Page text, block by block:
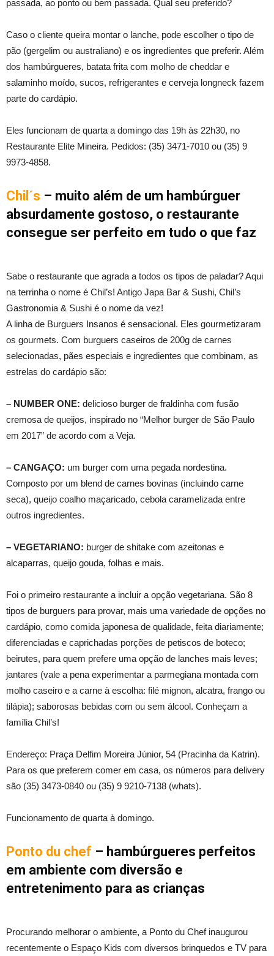
passada, ao ponto ou bem passada. Qual seu preferido?
Caso o cliente queira montar o lanche, pode escolher o tipo de
pão (gergelim ou australiano) e os ingredientes que preferir. Além
dos hambúrgueres, batata frita com molho de cheddar e
salaminho moído, sucos, refrigerantes e cerveja longneck fazem
parte do cardápio.
Eles funcionam de quarta a domingo das 19h às 22h30, no
Restaurante Elite Mineira. Pedidos: (35) 3471-7010 ou (35) 9
9973-4858.
Chil´s – muito além de um hambúrguer
absurdamente gostoso, o restaurante
consegue ser perfeito em tudo o que faz
Sabe o restaurante que agrada a todos os tipos de paladar? Aqui
na terrinha o nome é Chil’s! Antigo Japa Bar & Sushi, Chil’s
Gastronomia & Sushi é o nome da vez!
A linha de Burguers Insanos é sensacional. Eles gourmetizaram
os gourmets. Com burguers caseiros de 200g de carnes
selecionadas, pães especiais e ingredientes que combinam, as
estrelas do cardápio são:
– NUMBER ONE: delicioso burger de fraldinha com fusão
cremosa de queijos, inspirado no “Melhor burger de São Paulo
em 2017” de acordo com a Veja.
– CANGAÇO: um burger com uma pegada nordestina.
Composto por um blend de carnes bovinas (incluindo carne
seca), queijo coalho maçaricado, cebola caramelizada entre
outros ingredientes.
– VEGETARIANO: burger de shitake com azeitonas e
alcaparras, queijo gouda, folhas e mais.
Foi o primeiro restaurante a incluir a opção vegetariana. São 8
tipos de burguers para provar, mais uma variedade de opções no
cardápio, como comida japonesa de qualidade, feita diariamente;
diferenciadas e caprichadas porções de petiscos de boteco;
beirutes, para quem prefere uma opção de lanches mais leves;
jantares (vale a pena experimentar a parmegiana montada com
molho caseiro e a carne à escolha: filé mignon, alcatra, frango ou
tilápia); saborosas bebidas com ou sem álcool. Conheçam a
família Chil’s!
Endereço: Praça Delfim Moreira Júnior, 54 (Pracinha da Katrin).
Para os que preferem comer em casa, os números para delivery
são (35) 3473-0840 ou (35) 9 9210-7138 (whats).
Funcionamento de quarta à domingo.
Ponto du chef – hambúrgueres perfeitos
em ambiente com diversão e
entretenimento para as crianças
Procurando melhorar o ambiente, a Ponto du Chef inaugurou
recentemente o Espaço Kids com diversos brinquedos e TV para